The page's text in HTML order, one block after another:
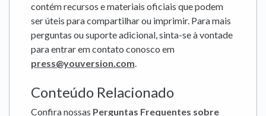
contém recursos e materiais oficiais que podem
ser úteis para compartilhar ou imprimir. Para mais
perguntas ou suporte adicional, sinta-se à vontade
para entrar em contato conosco em
press@youversion.com.
Conteúdo Relacionado
Confira nossas Perguntas Frequentes sobre